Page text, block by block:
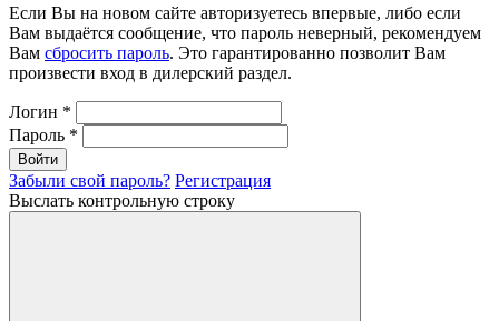
Если Вы на новом сайте авторизуетесь впервые, либо если
Вам выдаётся сообщение, что пароль неверный, рекомендуем
Вам сбросить пароль. Это гарантированно позволит Вам
произвести вход в дилерский раздел.
Логин *
Пароль *
Войти
Забыли свой пароль? Регистрация
Выслать контрольную строку